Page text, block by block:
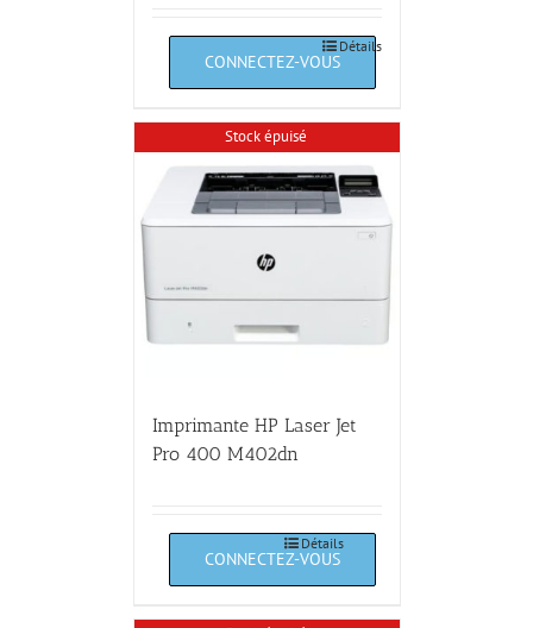
Détails
Stock épuisé
Imprimante HP Laser Jet
Pro 400 M402dn
Détails